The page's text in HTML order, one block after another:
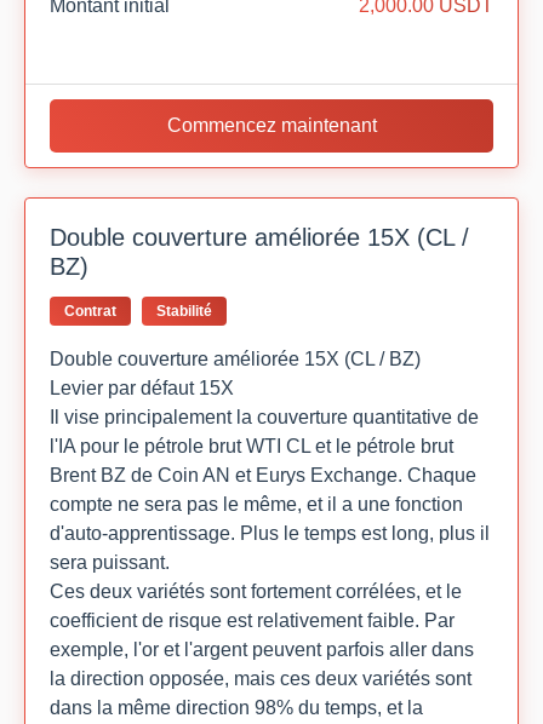
Montant initial 2,000.00 USDT
Commencez maintenant
Double couverture améliorée 15X (CL /
BZ)
Contrat Stabilité
Double couverture améliorée 15X (CL / BZ)
Levier par défaut 15X
Il vise principalement la couverture quantitative de
l'IA pour le pétrole brut WTI CL et le pétrole brut
Brent BZ de Coin AN et Eurys Exchange. Chaque
compte ne sera pas le même, et il a une fonction
d'auto-apprentissage. Plus le temps est long, plus il
sera puissant.
Ces deux variétés sont fortement corrélées, et le
coefficient de risque est relativement faible. Par
exemple, l'or et l'argent peuvent parfois aller dans
la direction opposée, mais ces deux variétés sont
dans la même direction 98% du temps, et la